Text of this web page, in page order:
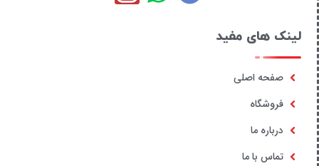
لینک های مفید
صفحه اصلی
فروشگاه
درباره ما
تماس با ما